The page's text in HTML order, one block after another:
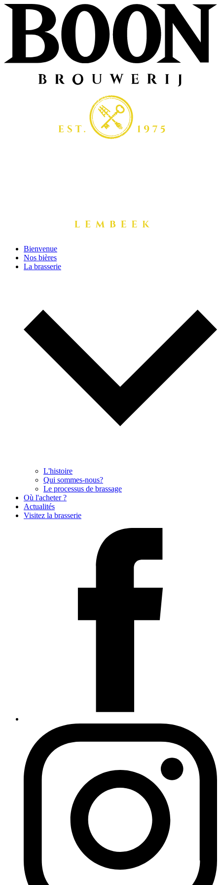
Bienvenue
Nos bières
La brasserie
L'histoire
Qui sommes-nous?
Le processus de brassage
Où l'acheter ?
Actualités
Visitez la brasserie